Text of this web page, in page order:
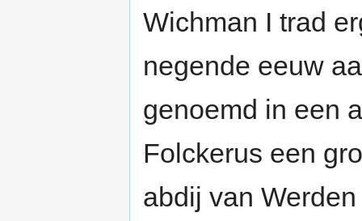
Wichman I trad
negende eeuw
genoemd in een
Folckerus een
abdij van